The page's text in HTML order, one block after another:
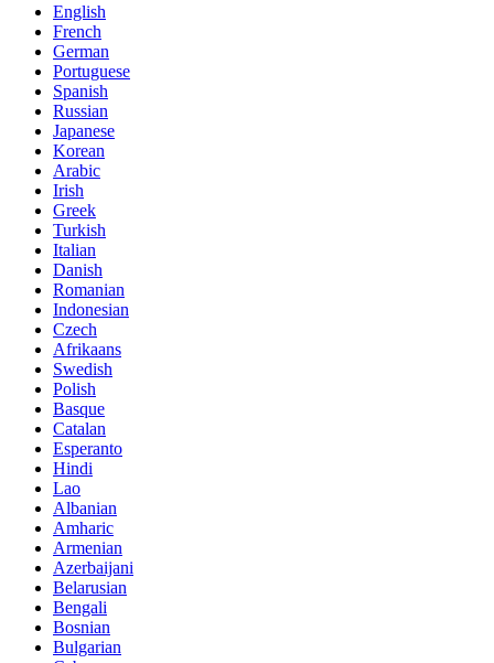
English
French
German
Portuguese
Spanish
Russian
Japanese
Korean
Arabic
Irish
Greek
Turkish
Italian
Danish
Romanian
Indonesian
Czech
Afrikaans
Swedish
Polish
Basque
Catalan
Esperanto
Hindi
Lao
Albanian
Amharic
Armenian
Azerbaijani
Belarusian
Bengali
Bosnian
Bulgarian